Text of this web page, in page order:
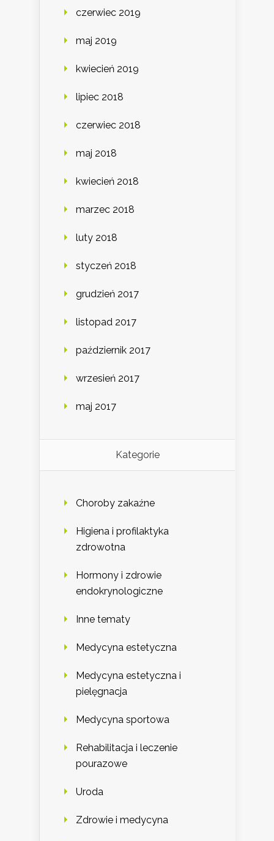
czerwiec 2019
maj 2019
kwiecień 2019
lipiec 2018
czerwiec 2018
maj 2018
kwiecień 2018
marzec 2018
luty 2018
styczeń 2018
grudzień 2017
listopad 2017
październik 2017
wrzesień 2017
maj 2017
Kategorie
Choroby zakaźne
Higiena i profilaktyka
zdrowotna
Hormony i zdrowie
endokrynologiczne
Inne tematy
Medycyna estetyczna
Medycyna estetyczna i
pielęgnacja
Medycyna sportowa
Rehabilitacja i leczenie
pourazowe
Uroda
Zdrowie i medycyna